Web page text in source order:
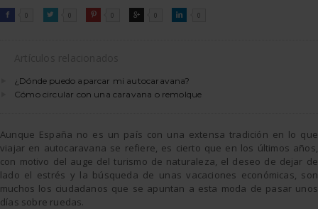

FACEBOOK
0 
TWITTER0 
PINTEREST
0 
GOOGLE0 
LINKEDIN
0
¿Dónde puedo aparcar mi autocaravana?
Cómo circular con una caravana o remolque
Aunque España no es un país con una extensa tradición en lo que
viajar en autocaravana se refiere, es cierto que en los últimos años,
con motivo del auge del turismo de naturaleza, el deseo de dejar de
lado el estrés y la búsqueda de unas vacaciones económicas, son
muchos los ciudadanos que se apuntan a esta moda de pasar unos
días sobre ruedas.